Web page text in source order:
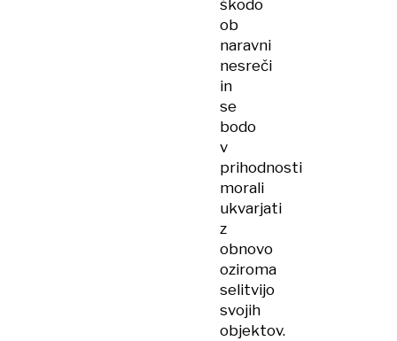
škodo
ob
naravni
nesreči
in
se
bodo
v
prihodnosti
morali
ukvarjati
z
obnovo
oziroma
selitvijo
svojih
objektov.